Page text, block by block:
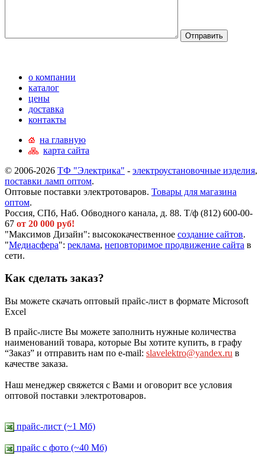
о компании
каталог
цены
доставка
контакты
на главную
карта сайта
© 2006-2026 ТФ "Электрика" - электроустановочные изделия,
поставки ламп оптом.
Оптовые поставки электротоваров. Товары для магазина
оптом.
Россия, СПб, Наб. Обводного канала, д. 88. Т/ф (812) 600-00-
67 от 20 000 руб!
"Максимов Дизайн": высококачественное создание сайтов.
"Медиасфера": реклама, неповторимое продвижение сайта в
сети.
Как сделать заказ?
Вы можете скачать оптовый прайс-лист в формате Microsoft
Excel
В прайс-листе Вы можете заполнить нужные количества
наименований товара, которые Вы хотите купить, в графу
“Заказ” и отправить нам по e-mail: slavelektro@yandex.ru в
качестве заказа.
Наш менеджер свяжется с Вами и оговорит все условия
оптовой поставки электротоваров.
прайс-лист (~1 Мб)
прайс c фото (~40 Мб)